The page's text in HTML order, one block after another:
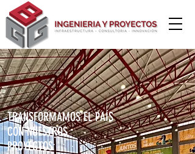
TRANSFORMAMOS EL PAÍS
CON NUESTROS
PROYECTOS